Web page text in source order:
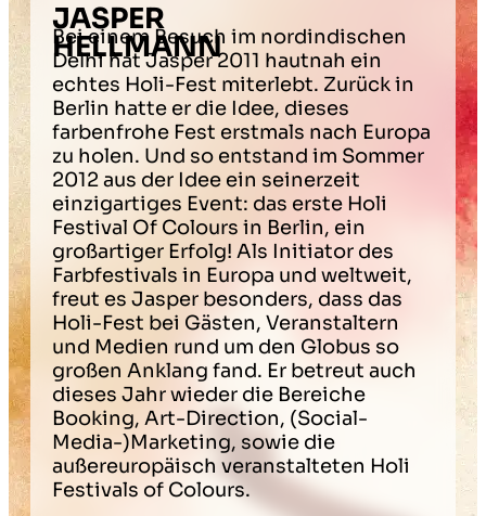
JASPER
HELLMANN
Bei einem Besuch im nordindischen
Delhi hat Jasper 2011 hautnah ein
echtes Holi-Fest miterlebt. Zurück in
Berlin hatte er die Idee, dieses
farbenfrohe Fest erstmals nach Europa
zu holen. Und so entstand im Sommer
2012 aus der Idee ein seinerzeit
einzigartiges Event: das erste Holi
Festival Of Colours in Berlin, ein
großartiger Erfolg! Als Initiator des
Farbfestivals in Europa und weltweit,
freut es Jasper besonders, dass das
Holi-Fest bei Gästen, Veranstaltern
und Medien rund um den Globus so
großen Anklang fand. Er betreut auch
dieses Jahr wieder die Bereiche
Booking, Art-Direction, (Social-
Media-)Marketing, sowie die
außereuropäisch veranstalteten Holi
Festivals of Colours.